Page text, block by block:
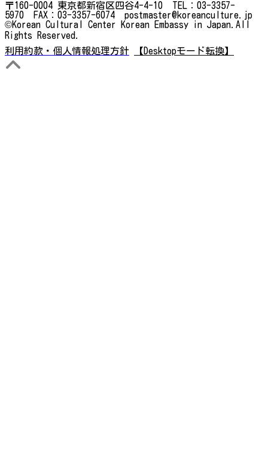
〒160-0004 東京都新宿区四谷4-4-10 TEL：03-3357-
5970 FAX：03-3357-6074 postmaster@koreanculture.jp
©Korean Cultural Center Korean Embassy in Japan.All
Rights Reserved.
利用約款・個人情報処理方針
【Desktopモード転換】